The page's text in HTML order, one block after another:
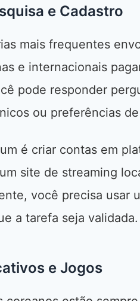
e Cadastro
mais frequentes
e internacionais
pode responder
ou preferências
é criar contas em
site de streaming
você precisa usar
a tarefa seja validada.
e Jogos